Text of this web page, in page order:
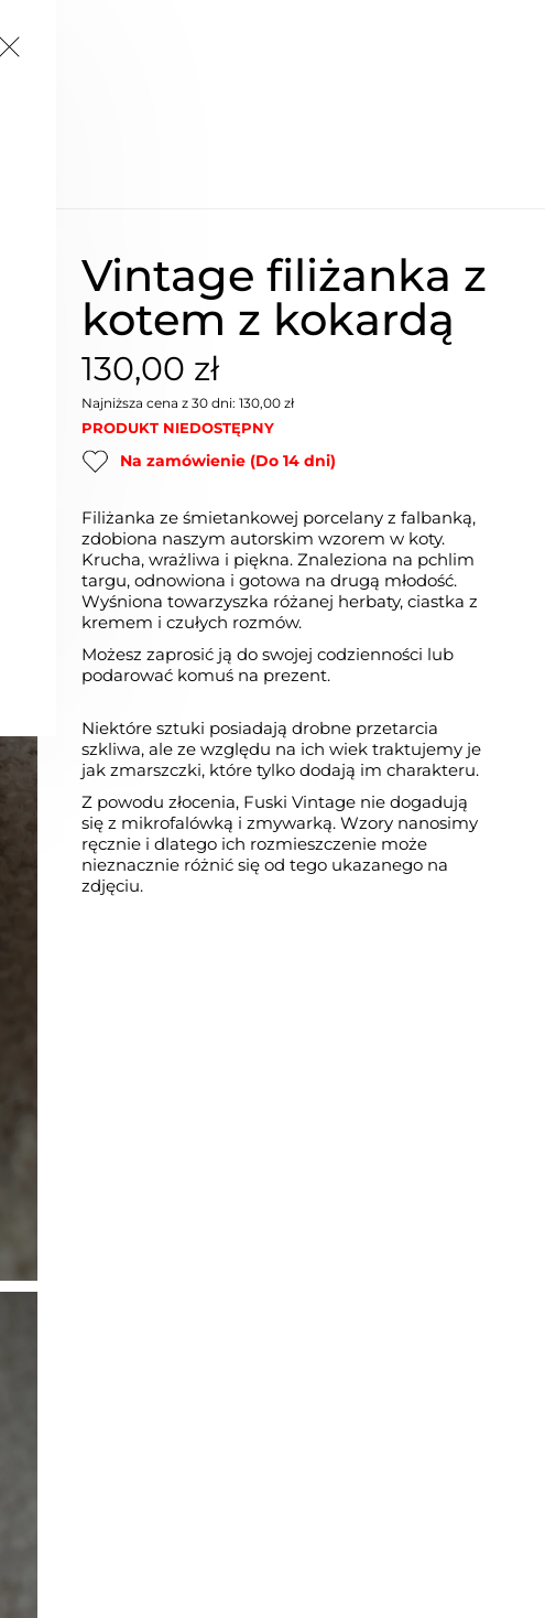
Vintage filiżanka z
kotem z kokardą
130,00 zł
Najniższa cena z 30 dni: 130,00 zł
PRODUKT NIEDOSTĘPNY
Na zamówienie (Do 14 dni)
Filiżanka ze śmietankowej porcelany z falbanką,
zdobiona naszym autorskim wzorem w koty.
Krucha, wrażliwa i piękna. Znaleziona na pchlim
targu, odnowiona i gotowa na drugą młodość.
Wyśniona towarzyszka różanej herbaty, ciastka z
kremem i czułych rozmów.
Możesz zaprosić ją do swojej codzienności lub
podarować komuś na prezent.
Niektóre sztuki posiadają drobne przetarcia
szkliwa, ale ze względu na ich wiek traktujemy je
jak zmarszczki, które tylko dodają im charakteru.
Z powodu złocenia, Fuski Vintage nie dogadują
się z mikrofalówką i zmywarką. Wzory nanosimy
ręcznie i dlatego ich rozmieszczenie może
nieznacznie różnić się od tego ukazanego na
zdjęciu.